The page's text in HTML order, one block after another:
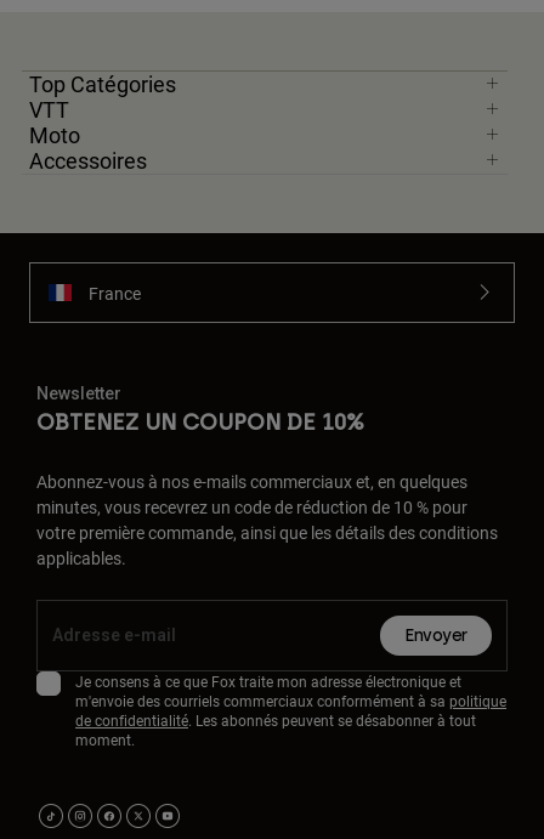
Top Catégories
VTT
Moto
Accessoires
France
Newsletter
OBTENEZ UN COUPON DE 10%
Abonnez-vous à nos e-mails commerciaux et, en quelques
minutes, vous recevrez un code de réduction de 10 % pour
votre première commande, ainsi que les détails des conditions
applicables.
Envoyer
Je consens à ce que Fox traite mon adresse électronique et
m'envoie des courriels commerciaux conformément à sa politique
de confidentialité. Les abonnés peuvent se désabonner à tout
moment.